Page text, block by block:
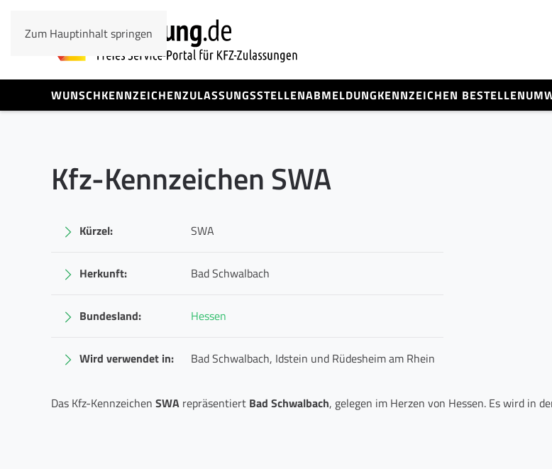
Zum Hauptinhalt springen
WUNSCHKENNZEICHENZULASSUNGSSTELLENABMELDUNGKENNZEICHEN BESTELLEN
Kfz-Kennzeichen SWA
Kürzel: SWA
Herkunft: Bad Schwalbach
Bundesland: Hessen
Wird verwendet in: Bad Schwalbach, Idstein und Rüdesheim am Rhein
Das Kfz-Kennzeichen SWA repräsentiert Bad Schwalbach, gelegen im Herzen von Hessen. Es wird in